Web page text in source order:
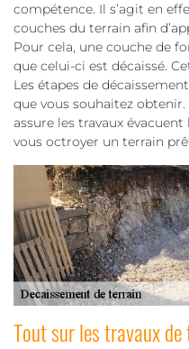
compétence. Il s’agit en
couches du terrain afin
Pour cela, une couche de
que celui-ci est décaissé.
Les étapes de
que vous souhaitez
assure les travaux
vous octroyer un terrain
Tout sur les travaux